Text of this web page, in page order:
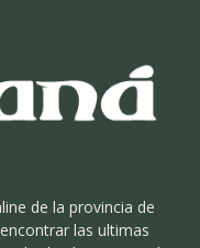
de la provincia de
las ultimas